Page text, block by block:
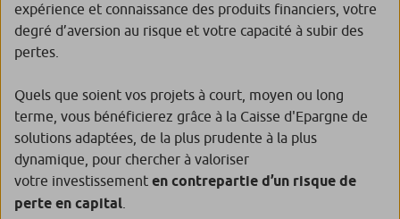
expérience et connaissance des produits financiers, votre
degré d’aversion au risque et votre capacité à subir des
pertes.
Quels que soient vos projets à court, moyen ou long
terme, vous bénéficierez grâce à la Caisse d'Epargne de
solutions adaptées, de la plus prudente à la plus
dynamique, pour chercher à valoriser
votre investissement en contrepartie d’un risque de
perte en capital